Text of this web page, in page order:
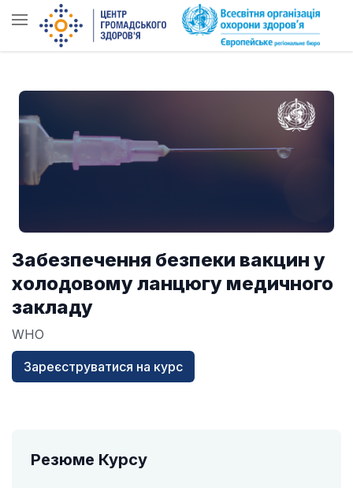
Забезпечення безпеки вакцин у
холодовому ланцюгу медичного
закладу
WHO
Зареєструватися на курс
Резюме Курсу